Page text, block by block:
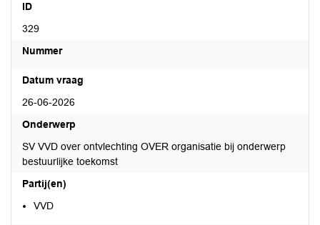
ID
329
Nummer
Datum vraag
26-06-2026
Onderwerp
SV VVD over ontvlechting OVER organisatie bij onderwerp
bestuurlijke toekomst
Partij(en)
VVD